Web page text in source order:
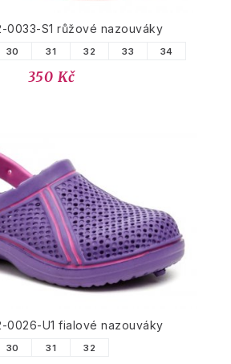
0033-S1 růžové nazouváky
30 31 32 33 34
350 Kč
0026-U1 fialové nazouváky
30 31 32